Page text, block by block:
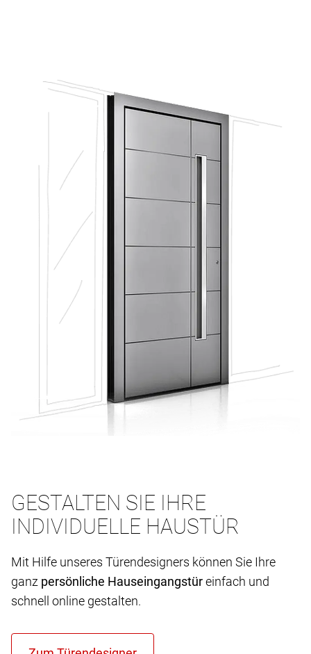
GESTALTEN SIE IHRE
INDIVIDUELLE HAUSTÜR
Mit Hilfe unseres Türendesigners können Sie Ihre
ganz persönliche Hauseingangstüreinfach und
schnell online gestalten.